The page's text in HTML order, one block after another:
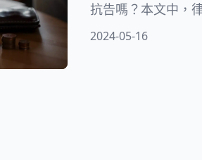
抗告嗎？本文中，
分別有什麼效力和
2024-05-16